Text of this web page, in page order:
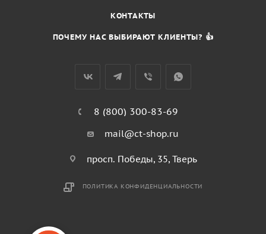
КОНТАКТЫ
ПОЧЕМУ НАС ВЫБИРАЮТ КЛИЕНТЫ? 👍
8 (800) 300-83-69
mail@ct-shop.ru
просп. Победы, 35, Тверь
ПОЛИТИКА КОНФИДЕНЦИАЛЬНОСТИ